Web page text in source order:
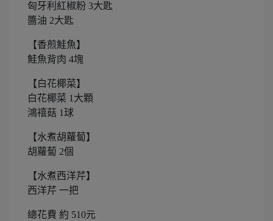
匈牙利紅椒粉 3大匙
醬油 2大匙
【香煎鮭魚】
鮭魚背肉 4塊
【白花椰菜】
白花椰菜 1大顆
鴻禧菇 1球
【水煮胡蘿蔔】
胡蘿蔔 2個
【水煮西洋芹】
西洋芹 一把
總花費 約 510元